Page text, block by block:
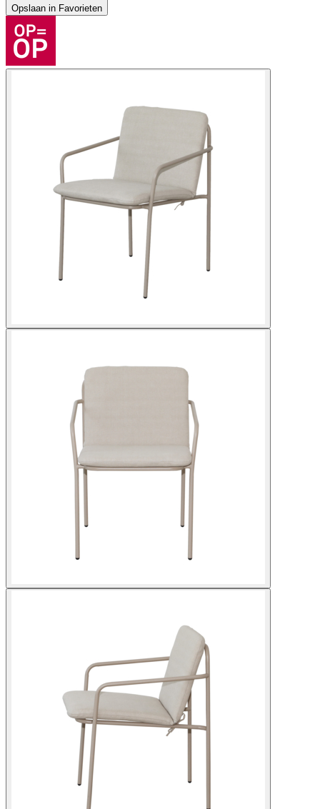
Opslaan in Favorieten